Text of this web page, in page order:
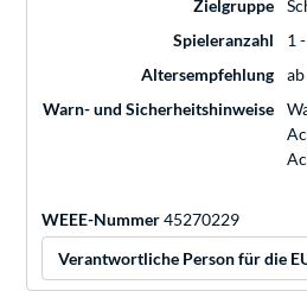
Zielgruppe
Spieleranzahl
1
Altersempfehlung
Warn- und Sicherheitshinweise
WEEE-Nummer45270229
Verantwortliche Person für die